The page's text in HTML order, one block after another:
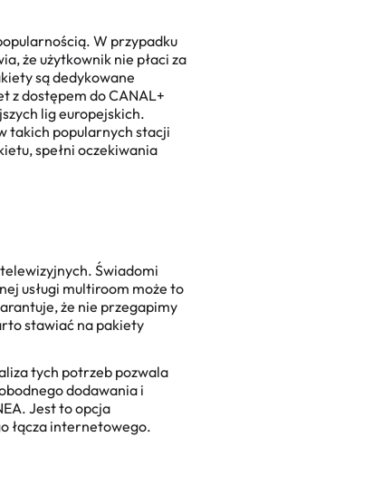
W przypadku
że użytkownik nie płaci za
są dedykowane
z dostępem do CANAL+
lig europejskich.
takich popularnych stacji
spełni oczekiwania
. Świadomi
usługi multiroom może to
że nie przegapimy
stawiać na pakiety
tych potrzeb pozwala
dodawania i
Jest to opcja
łącza internetowego.